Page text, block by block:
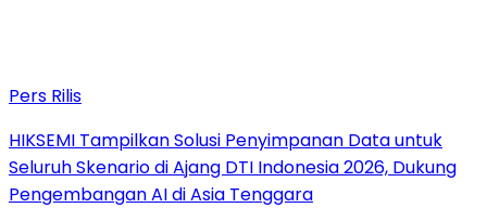
Pers Rilis
HIKSEMI Tampilkan Solusi Penyimpanan Data untuk
Seluruh Skenario di Ajang DTI Indonesia 2026, Dukung
Pengembangan AI di Asia Tenggara